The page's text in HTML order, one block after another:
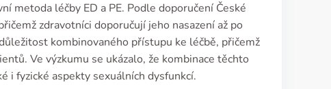
metoda léčby ED a PE. Podle doporučení České
zdravotníci doporučují jeho nasazení až po
kombinovaného přístupu ke léčbě, přičemž
Ve výzkumu se ukázalo, že kombinace těchto
i fyzické aspekty sexuálních dysfunkcí.